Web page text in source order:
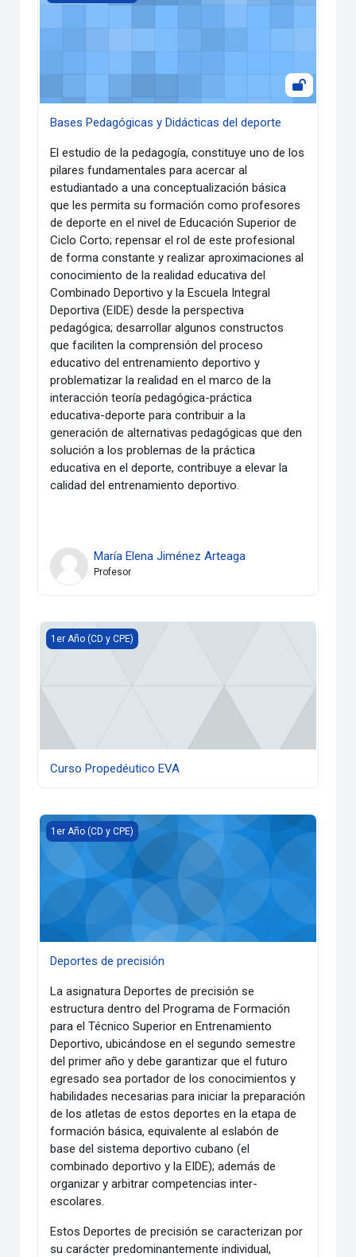
Bases Pedagógicas y Didácticas del deporte
El estudio de la pedagogía, constituye uno de los
pilares fundamentales para acercar al
estudiantado a una conceptualización básica
que les permita su formación como profesores
de deporte en el nivel de Educación Superior de
Ciclo Corto; repensar el rol de este profesional
de forma constante y realizar aproximaciones al
conocimiento de la realidad educativa del
Combinado Deportivo y la Escuela Integral
Deportiva (EIDE) desde la perspectiva
pedagógica; desarrollar algunos constructos
que faciliten la comprensión del proceso
educativo del entrenamiento deportivo y
problematizar la realidad en el marco de la
interacción teoría pedagógica-práctica
educativa-deporte para contribuir a la
generación de alternativas pedagógicas que den
solución a los problemas de la práctica
educativa en el deporte, contribuye a elevar la
calidad del entrenamiento deportivo.
María Elena Jiménez Arteaga
Profesor
Curso Propedéutico EVA
1er Año (CD y CPE)
Curso Propedéutico EVA
Deportes de precisión
1er Año (CD y CPE)
Deportes de precisión
La asignatura Deportes de precisión se
estructura dentro del Programa de Formación
para el Técnico Superior en Entrenamiento
Deportivo, ubicándose en el segundo semestre
del primer año y debe garantizar que el futuro
egresado sea portador de los conocimientos y
habilidades necesarias para iniciar la preparación
de los atletas de estos deportes en la etapa de
formación básica, equivalente al eslabón de
base del sistema deportivo cubano (el
combinado deportivo y la EIDE); además de
organizar y arbitrar competencias inter-
escolares.
Estos Deportes de precisión se caracterizan por
su carácter predominantemente individual,